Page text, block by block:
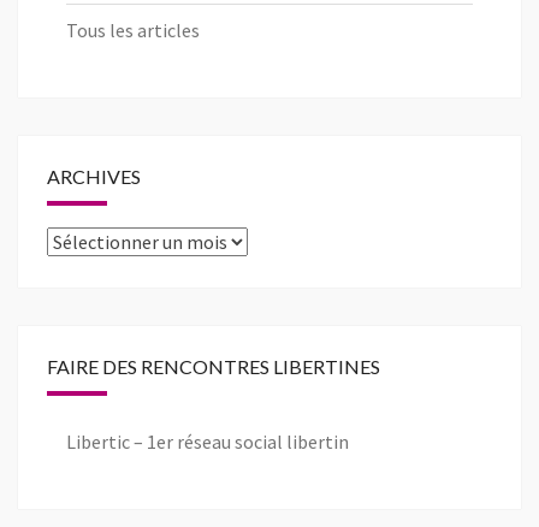
Tous les articles
ARCHIVES
Archives
FAIRE DES RENCONTRES LIBERTINES
Libertic – 1er réseau social libertin